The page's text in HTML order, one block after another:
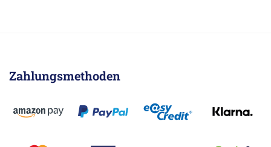
Zahlungsmethoden